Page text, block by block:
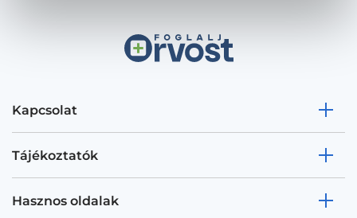
Kapcsolat
Tájékoztatók
Hasznos oldalak